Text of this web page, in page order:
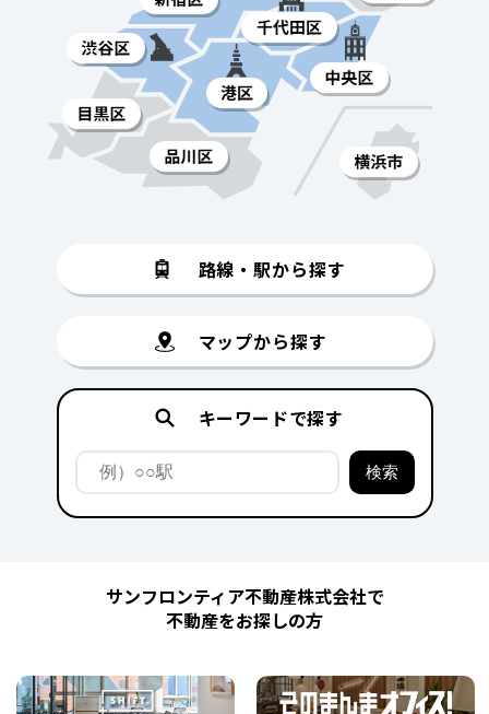
路線・駅から探す
マップから探す
キーワードで探す
サンフロンティア不動産株式会社で
不動産をお探しの方